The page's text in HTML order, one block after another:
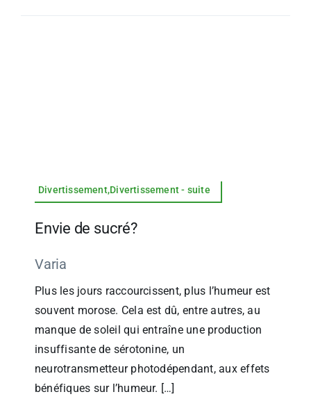
Divertissement,Divertissement - suite
Envie de sucré?
Varia
Plus les jours raccourcissent, plus l’humeur est
souvent morose. Cela est dû, entre autres, au
manque de soleil qui entraîne une production
insuffisante de sérotonine, un
neurotransmetteur photodépendant, aux effets
bénéfiques sur l’humeur. […]